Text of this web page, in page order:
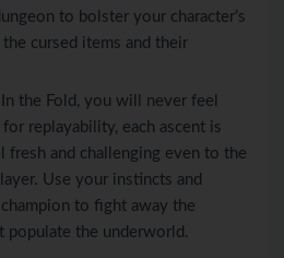
to bolster your character’s
cursed items and their
In the Fold, you will never feel
replayability, each ascent is
fresh and challenging even to the
Use your instincts and
to fight away the
populate the underworld.